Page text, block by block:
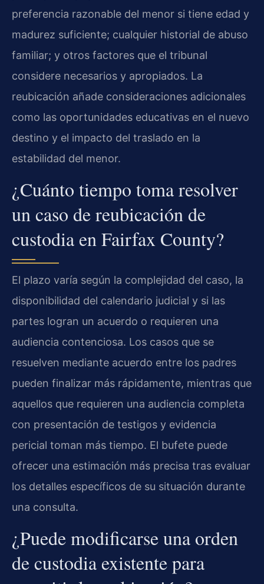
preferencia razonable del menor si tiene edad y
madurez suficiente; cualquier historial de abuso
familiar; y otros factores que el tribunal
considere necesarios y apropiados. La
reubicación añade consideraciones adicionales
como las oportunidades educativas en el nuevo
destino y el impacto del traslado en la
estabilidad del menor.
¿Cuánto tiempo toma resolver
un caso de reubicación de
custodia en Fairfax County?
El plazo varía según la complejidad del caso, la
disponibilidad del calendario judicial y si las
partes logran un acuerdo o requieren una
audiencia contenciosa. Los casos que se
resuelven mediante acuerdo entre los padres
pueden finalizar más rápidamente, mientras que
aquellos que requieren una audiencia completa
con presentación de testigos y evidencia
pericial toman más tiempo. El bufete puede
ofrecer una estimación más precisa tras evaluar
los detalles específicos de su situación durante
una consulta.
¿Puede modificarse una orden
de custodia existente para